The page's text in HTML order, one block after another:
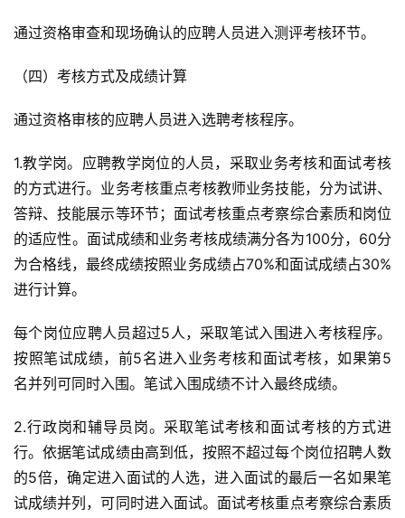
通过资格审查和现场确认的应聘人员进入测评考核环节。
（四）考核方式及成绩计算
通过资格审核的应聘人员进入选聘考核程序。
1.教学岗。应聘教学岗位的人员，采取业务考核和面试考核
的方式进行。业务考核重点考核教师业务技能，分为试讲、
答辩、技能展示等环节；面试考核重点考察综合素质和岗位
的适应性。面试成绩和业务考核成绩满分各为100分，60分
为合格线，最终成绩按照业务成绩占70%和面试成绩占30%
进行计算。
每个岗位应聘人员超过5人，采取笔试入围进入考核程序。
按照笔试成绩，前5名进入业务考核和面试考核，如果第5
名并列可同时入围。笔试入围成绩不计入最终成绩。
2.行政岗和辅导员岗。采取笔试考核和面试考核的方式进
行。依据笔试成绩由高到低，按照不超过每个岗位招聘人数
的5倍，确定进入面试的人选，进入面试的最后一名如果笔
试成绩并列，可同时进入面试。面试考核重点考察综合素质